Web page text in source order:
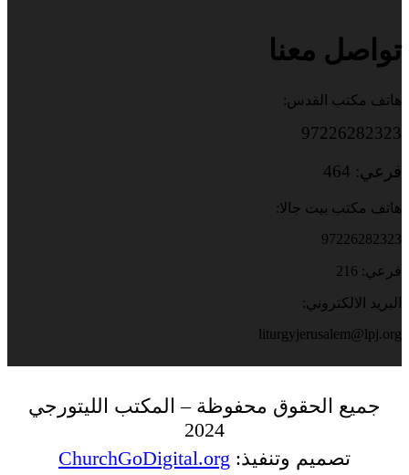
تواصل معنا
هاتف مكتب القدس:
97226282323
فرعي: 464
هاتف مكتب بيت جالا:
97226282323
فرعي: 216
البريد الالكتروني:
liturgyjerusalem@lpj.org
جميع الحقوق محفوظة – المكتب الليتورجي
2024
تصميم وتنفيذ: ChurchGoDigital.org